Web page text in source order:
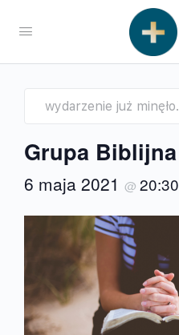
wydarzenie już minęło.
Grupa Biblijna
6 maja 2021 @ 20:30